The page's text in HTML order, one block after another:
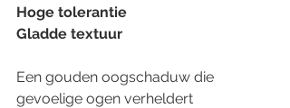
Hoge tolerantie
Gladde textuur
Een gouden oogschaduw die
gevoelige ogen verheldert